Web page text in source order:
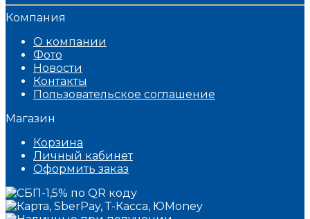
Компания
О компании
Фото
Новости
Контакты
Пользовательское соглашение
Магазин
Корзина
Личный кабинет
Оформить заказ